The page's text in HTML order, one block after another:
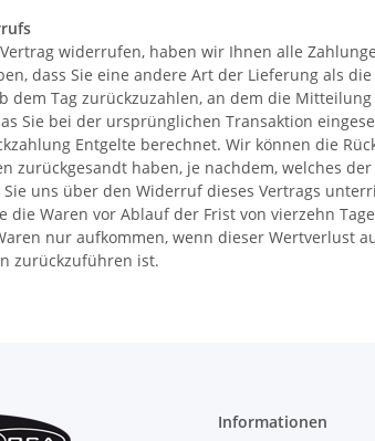
widerrufen, haben wir Ihnen alle
dass Sie eine andere Art der Lieferung als
dem Tag zurückzuzahlen, an dem die
Sie bei der ursprünglichen Transaktion
Entgelte berechnet. Wir können die
zurückgesandt haben, je nachdem, welches
uns über den Widerruf dieses Vertrags
die Waren vor Ablauf der Frist von vierzehn
nur aufkommen, wenn dieser Wertverlust
zurückzuführen ist.
Informationen